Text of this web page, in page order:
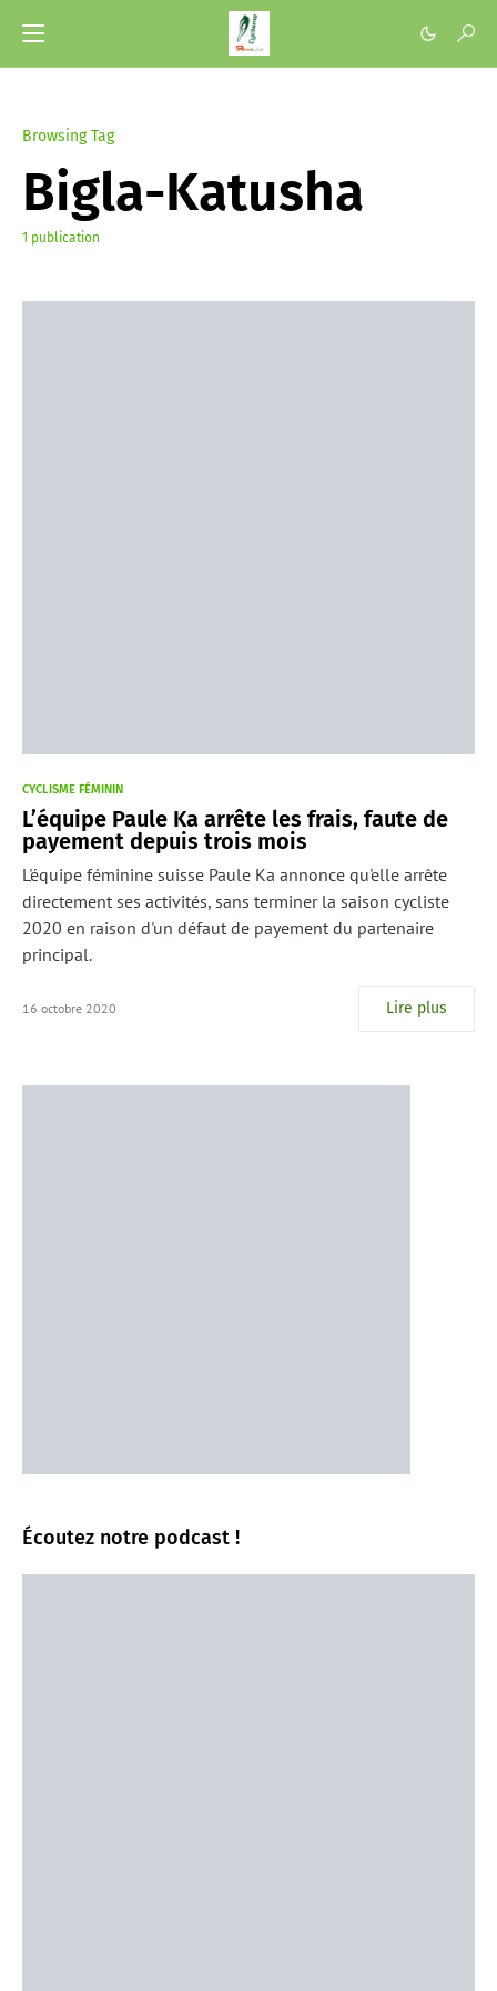
Browsing Tag
Bigla-Katusha
1 publication
CYCLISME FÉMININ
L’équipe Paule Ka arrête les frais, faute de
payement depuis trois mois
L'équipe féminine suisse Paule Ka annonce qu'elle arrête
directement ses activités, sans terminer la saison cycliste
2020 en raison d'un défaut de payement du partenaire
principal.
16 octobre 2020 Lire plus
Écoutez notre podcast !